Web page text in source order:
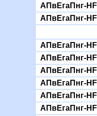
АПвЕгаПнг-
АПвЕгаПнг-
АПвЕгаПнг-
АПвЕгаПнг-
АПвЕгаПнг-
АПвЕгаПнг-
АПвЕгаПнг-
АПвЕгаПнг-